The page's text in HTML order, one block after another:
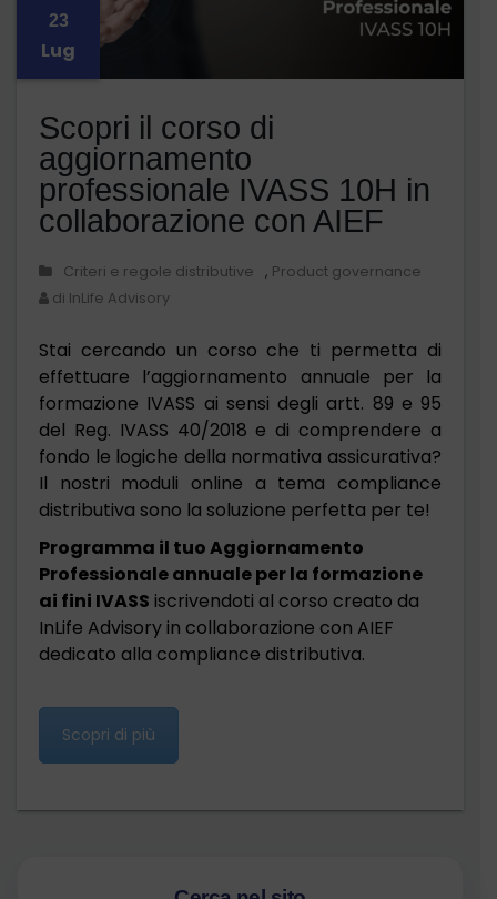
23
Lug
Scopri il corso di
aggiornamento
professionale IVASS 10H in
collaborazione con AIEF
Criteri e regole distributive , Product governance
di InLife Advisory
Stai cercando un corso che ti permetta di
effettuare l’aggiornamento annuale per la
formazione IVASS ai sensi degli artt. 89 e 95
del Reg. IVASS 40/2018 e di comprendere a
fondo le logiche della normativa assicurativa?
Il nostri moduli online a tema compliance
distributiva sono la soluzione perfetta per te!
Programma il tuo Aggiornamento
Professionale annuale per la formazione
ai fini IVASS iscrivendoti al corso creato da
InLife Advisory in collaborazione con AIEF
dedicato alla compliance distributiva.
Scopri di più